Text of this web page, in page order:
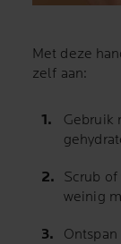
Met deze
zelf aan:
Gebruik
Scrub
weinig